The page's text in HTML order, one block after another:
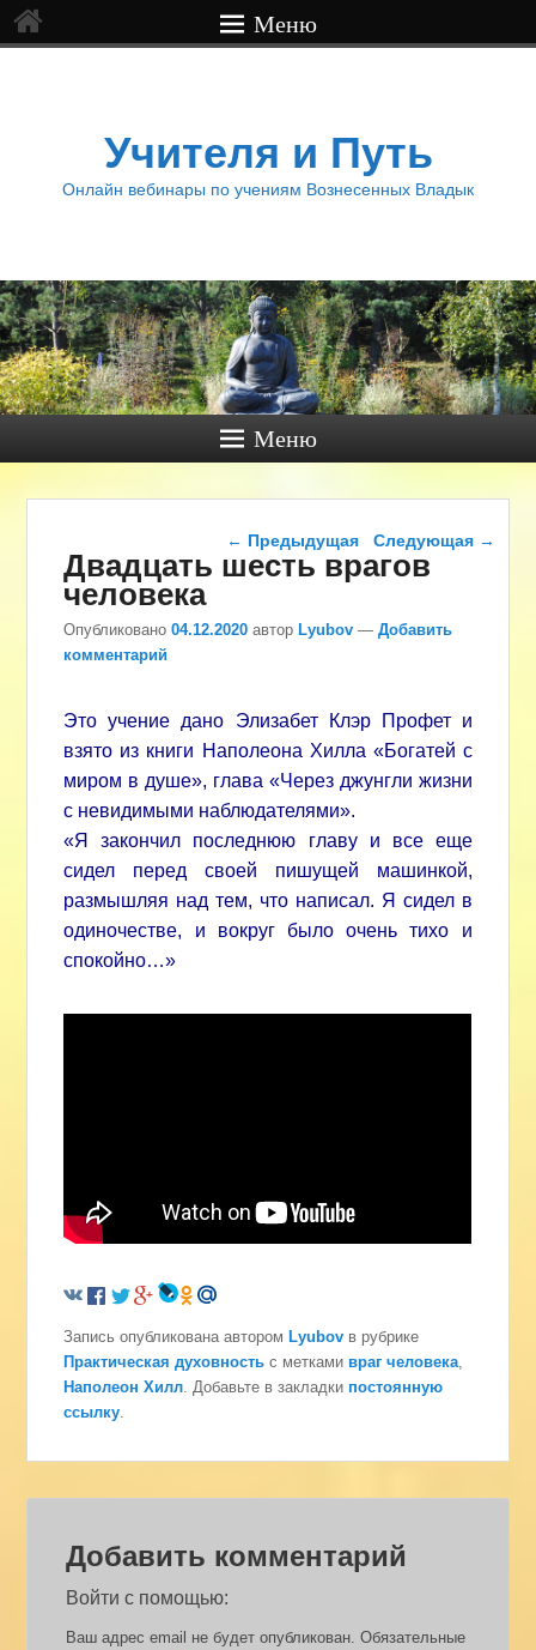
Меню
Учителя и Путь
Онлайн вебинары по учениям Вознесенных Владык
Меню
Навигация по записям
← Предыдущая Следующая →
Двадцать шесть врагов
человека
Опубликовано04.12.2020 авторLyubov —Добавить
комментарий
Это учение дано Элизабет Клэр Профет и
взято из книги Наполеона Хилла «Богатей с
миром в душе», глава «Через джунгли жизни
с невидимыми наблюдателями».
«Я закончил последнюю главу и все еще
сидел перед своей пишущей машинкой,
размышляя над тем, что написал. Я сидел в
одиночестве, и вокруг было очень тихо и
спокойно…»
Запись опубликована автором Lyubov в рубрике
Практическая духовность с метками враг человека,
Наполеон Хилл. Добавьте в закладки постоянную
ссылку.
Добавить комментарий
Войти с помощью:
Ваш адрес email не будет опубликован. Обязательные